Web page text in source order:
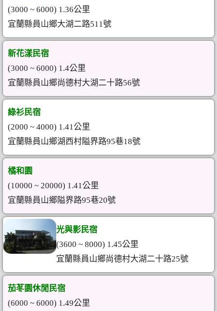
(3000 ~ 6000) 1.36公里
宜蘭縣員山鄉大湖二路511號
新花漾民宿
(3000 ~ 6000) 1.4公里
宜蘭縣員山鄉尚德村大湖二十路56號
綠衫民宿
(2000 ~ 4000) 1.41公里
宜蘭縣員山鄉湖西村隘界路95巷18號
橘和園
(10000 ~ 20000) 1.41公里
宜蘭縣員山鄉隘界路95巷20號
光與影民宿
(3600 ~ 8000) 1.45公里
宜蘭縣員山鄉尚德村大湖二十路25號
茄苳園休閒民宿
(6000 ~ 6000) 1.49公里